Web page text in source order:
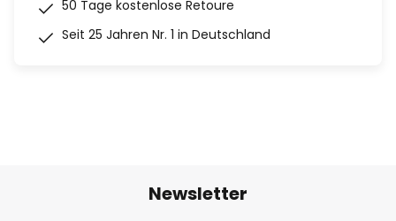
50 Tage kostenlose Retoure
Seit 25 Jahren Nr. 1 in Deutschland
Newsletter